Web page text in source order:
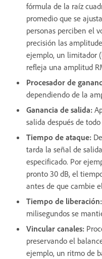
fórmula de la raíz
promedio que se
personas perciben el
precisión las
ejemplo, un limitador
refleja una amplitud
Procesador de
dependiendo de la
Ganancia de salida:
salida después de
Tiempo de ataque:
tarda la señal de
especificado. Por
pronto 30 dB, el
antes de que cambie
Tiempo de liberación:
milisegundos se
Vincular canales:
preservando el
ejemplo, un ritmo de